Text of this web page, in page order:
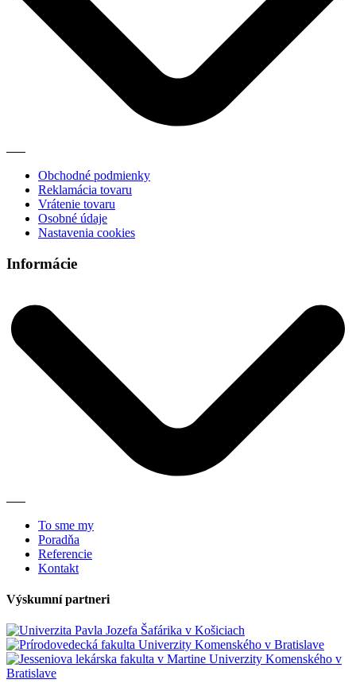
Obchodné podmienky
Reklamácia tovaru
Vrátenie tovaru
Osobné údaje
Nastavenia cookies
Informácie
To sme my
Poradňa
Referencie
Kontakt
Výskumní partneri